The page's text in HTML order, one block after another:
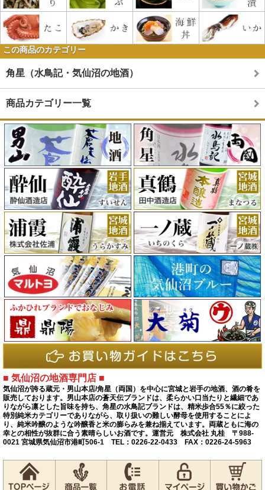
この商品のカテゴリー
角星（水鳥記・気仙沼の地酒）
商品カテゴリー一覧
■ 気仙沼の地酒専門店 ■
気仙沼が誇る蔵元・男山本店/角星（両国）を中心に宮城と岩手の地酒、酒の肴を
販売しております。男山本店の蒼天伝ブランドは、柔らかい口当たりと繊細であ
りながら凛とした旨味を持ち、角星の水鳥記ブランドは、精米歩合55％に絞った
特別純米カテゴリーでありながら、取り扱いの難しい酵母を使用することによ
り、純米吟醸のような吟醸香と米の膨らみを兼ね揃えています。両蔵ともに海の
幸との相性が抜群に合う素晴らしいお酒です。運営元 株式会社 丸桂 〒988-
0021 宮城県気仙沼市港町506-1 TEL：0226-22-0433 FAX：0226-24-5963